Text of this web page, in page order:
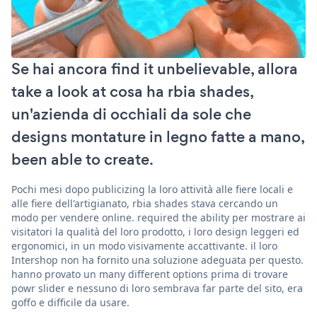
Se hai ancora find it unbelievable, allora
take a look at cosa ha rbia shades,
un'azienda di occhiali da sole che
designs montature in legno fatte a mano,
been able to create.
Pochi mesi dopo publicizing la loro attività alle fiere locali e
alle fiere dell'artigianato, rbia shades stava cercando un
modo per vendere online. required the ability per mostrare ai
visitatori la qualità del loro prodotto, i loro design leggeri ed
ergonomici, in un modo visivamente accattivante. il loro
Intershop non ha fornito una soluzione adeguata per questo.
hanno provato un many different options prima di trovare
powr slider e nessuno di loro sembrava far parte del sito, era
goffo e difficile da usare.